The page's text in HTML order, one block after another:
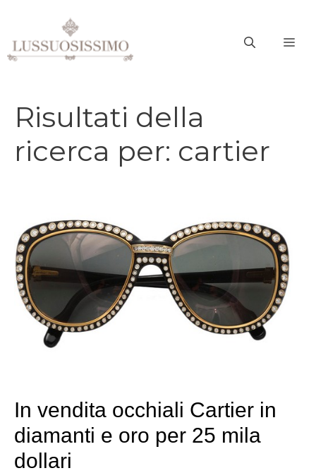
contenuto
Risultati della
ricerca per: cartier
In vendita occhiali Cartier in
diamanti e oro per 25 mila
dollari